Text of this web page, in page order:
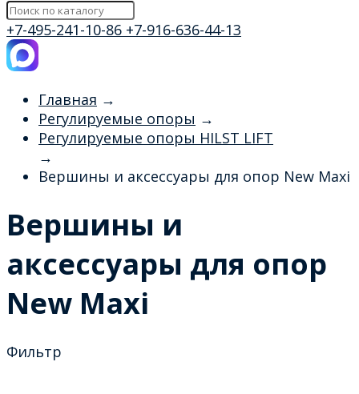
+7-495-241-10-86 +7-916-636-44-13
Главная →
Регулируемые опоры →
Регулируемые опоры HILST LIFT
→
Вершины и аксессуары для опор New Maxi
Вершины и
аксессуары для опор
New Maxi
Фильтр